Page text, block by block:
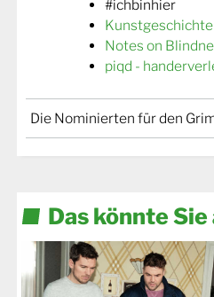
#ichbinhier
Notes on
piqd -
Die Nominierten für den
Das könnte